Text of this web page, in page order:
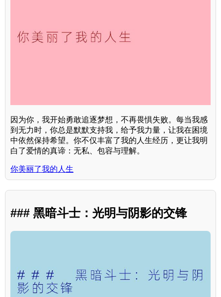
因为你，我开始勇敢追逐梦想，不再畏惧失败。每当我感
到无力时，你总是默默支持我，给予我力量，让我在困境
中依然保持希望。你不仅丰富了我的人生经历，更让我明
白了爱情的真谛：无私、包容与理解。
你美丽了我的人生
### 黑暗斗士：光明与阴影的交锋